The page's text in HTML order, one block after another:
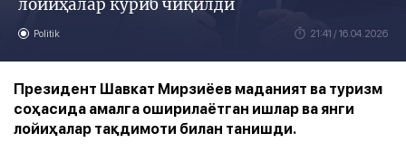
Politik 21:41 / 16.04.2026
Президент Шавкат Мирзиёев маданият ва туризм
соҳасида амалга оширилаётган ишлар ва янги
лойиҳалар тақдимоти билан танишди.